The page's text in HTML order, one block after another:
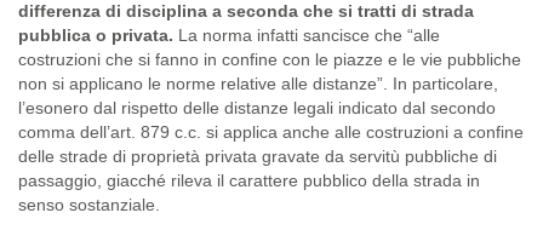
differenza di disciplina a seconda che si tratti di strada
pubblica o privata. La norma infatti sancisce che “alle
costruzioni che si fanno in confine con le piazze e le vie pubbliche
non si applicano le norme relative alle distanze”. In particolare,
l’esonero dal rispetto delle distanze legali indicato dal secondo
comma dell’art. 879 c.c. si applica anche alle costruzioni a confine
delle strade di proprietà privata gravate da servitù pubbliche di
passaggio, giacché rileva il carattere pubblico della strada in
senso sostanziale.